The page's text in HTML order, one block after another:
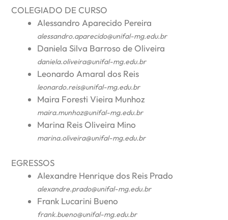
COLEGIADO DE CURSO
Alessandro Aparecido Pereira
alessandro.aparecido@unifal-mg.edu.br
Daniela Silva Barroso de Oliveira
daniela.oliveira@unifal-mg.edu.br
Leonardo Amaral dos Reis
leonardo.reis@unifal-mg.edu.br
Maira Foresti Vieira Munhoz
maira.munhoz@unifal-mg.edu.br
Marina Reis Oliveira Mino
marina.oliveira@unifal-mg.edu.br
EGRESSOS
Alexandre Henrique dos Reis Prado
alexandre.prado@unifal-mg.edu.br
Frank Lucarini Bueno
frank.bueno@unifal-mg.edu.br